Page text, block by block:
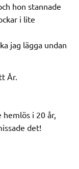
hon stannade
i lite
jag lägga undan
År.
hemlös i 20 år,
det!